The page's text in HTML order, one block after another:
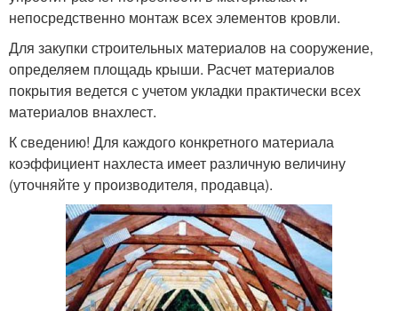
непосредственно монтаж всех элементов кровли.
Для закупки строительных материалов на сооружение,
определяем площадь крыши. Расчет материалов
покрытия ведется с учетом укладки практически всех
материалов внахлест.
К сведению! Для каждого конкретного материала
коэффициент нахлеста имеет различную величину
(уточняйте у производителя, продавца).